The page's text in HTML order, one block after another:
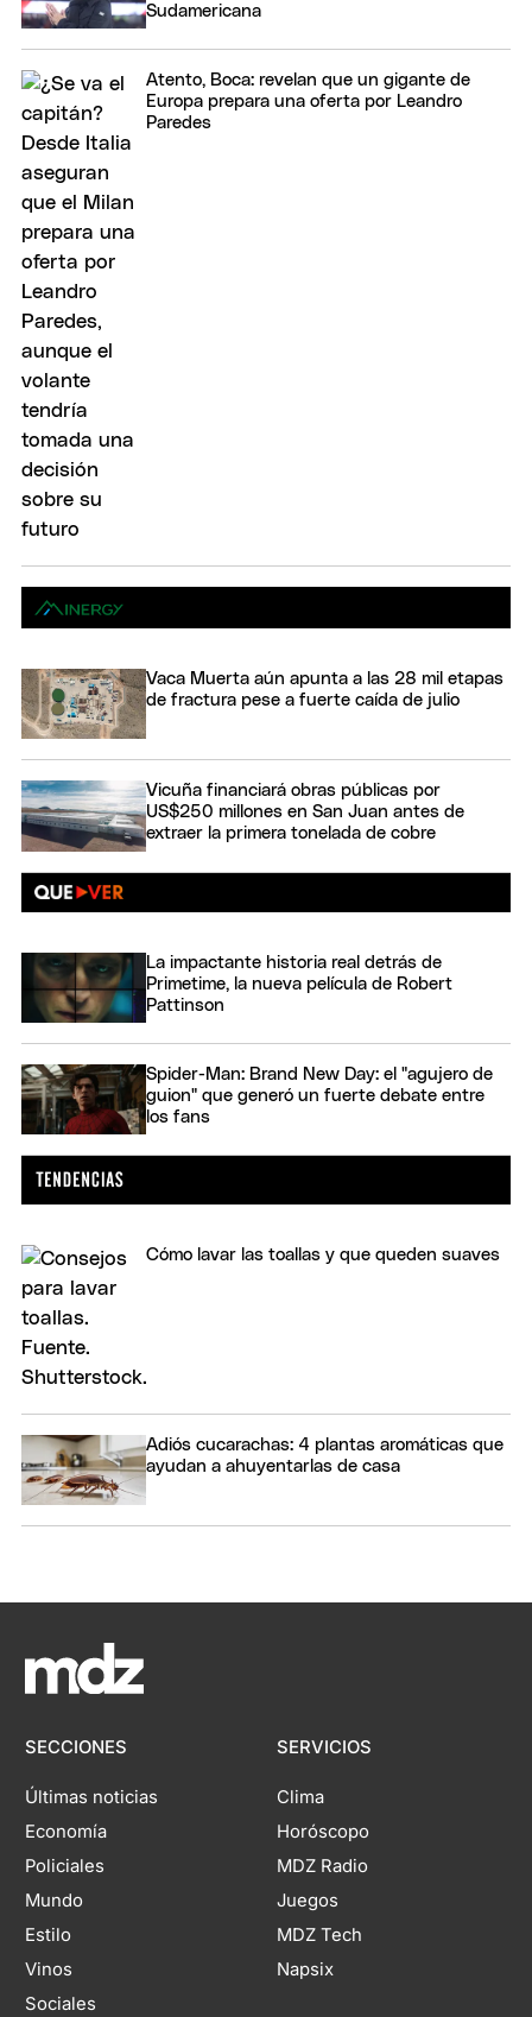
Sudamericana
Atento, Boca: revelan que un gigante de
Europa prepara una oferta por Leandro
Paredes
Vaca Muerta aún apunta a las 28 mil etapas
de fractura pese a fuerte caída de julio
Vicuña financiará obras públicas por
US$250 millones en San Juan antes de
extraer la primera tonelada de cobre
La impactante historia real detrás de
Primetime, la nueva película de Robert
Pattinson
Spider-Man: Brand New Day: el "agujero de
guion" que generó un fuerte debate entre
los fans
Cómo lavar las toallas y que queden suaves
Adiós cucarachas: 4 plantas aromáticas que
ayudan a ahuyentarlas de casa
SECCIONES
Últimas noticias
Economía
Policiales
Mundo
Estilo
Vinos
Sociales
SERVICIOS
Clima
Horóscopo
MDZ Radio
Juegos
MDZ Tech
Napsix